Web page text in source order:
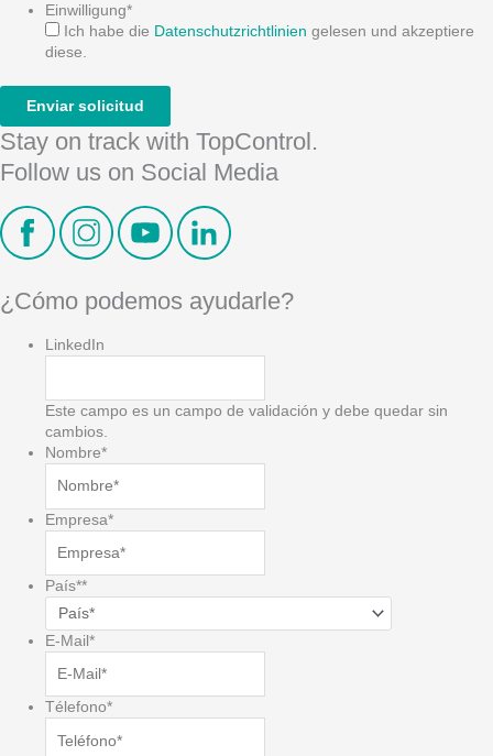
Einwilligung*
Ich habe die Datenschutzrichtlinien gelesen und akzeptiere
diese.
Stay on track with TopControl.
Follow us on Social Media
¿Cómo podemos ayudarle?
LinkedIn
Este campo es un campo de validación y debe quedar sin
cambios.
Nombre*
Empresa*
País**
E-Mail*
Télefono*